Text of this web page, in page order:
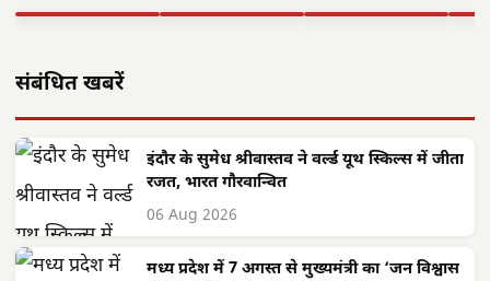
संबंधित खबरें
इंदौर के सुमेध श्रीवास्तव ने वर्ल्ड यूथ स्किल्स में जीता
रजत, भारत गौरवान्वित
06 Aug 2026
मध्य प्रदेश में 7 अगस्त से मुख्यमंत्री का ‘जन विश्वास